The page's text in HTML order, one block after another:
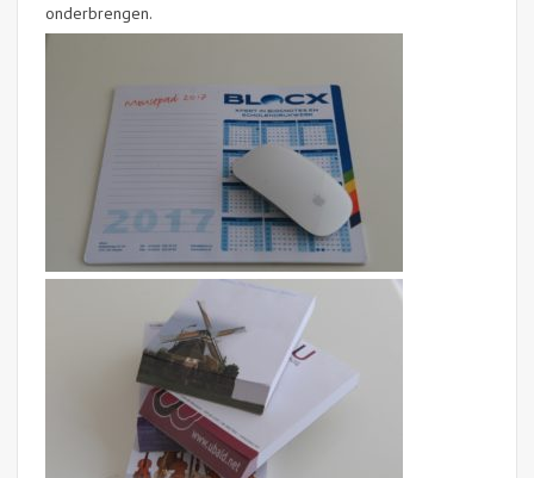
onderbrengen.